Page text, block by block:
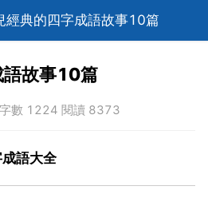
經典的四字成語故事10篇
語故事10篇
數 1224 閱讀 8373
語大全